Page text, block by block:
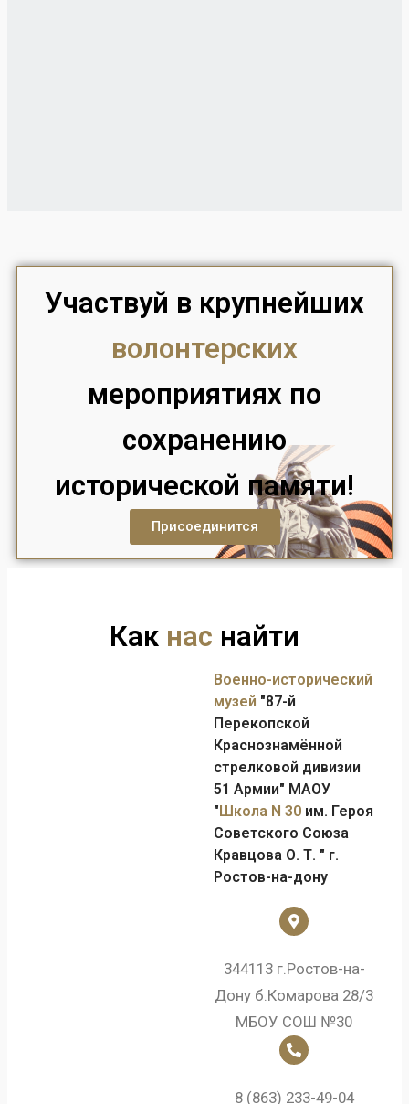
Участвуй в крупнейших
волонтерских
мероприятиях по
сохранению
исторической памяти!
Присоединится
Как нас найти
Военно-исторический
музей "87-й
Перекопской
Краснознамённой
стрелковой дивизии
51 Армии" МАОУ
"Школа N 30 им. Героя
Советского Союза
Кравцова О. Т. " г.
Ростов-на-дону
344113 г.Ростов-на-
Дону б.Комарова 28/3
МБОУ СОШ №30
8 (863) 233-49-04